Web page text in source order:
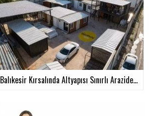
Balıkesir Kırsalında Altyapısı Sınırlı Arazide...